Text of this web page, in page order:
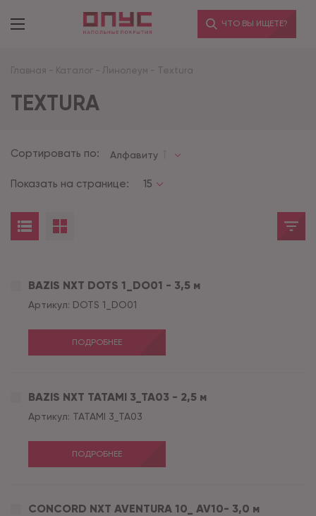
ЧТО ВЫ ИЩЕТЕ?
Главная - Каталог - Линолеум - Textura
TEXTURA
Сортировать по: Алфавиту
Показать на странице: 15
BAZIS NXT DOTS 1_DO01 - 3,5 м
Артикул: DOTS 1_DO01
ПОДРОБНЕЕ
BAZIS NXT TATAMI 3_TA03 - 2,5 м
Артикул: TATAMI 3_TA03
ПОДРОБНЕЕ
CONCORD NXT AVENTURA 10_ AV10- 3,0 м